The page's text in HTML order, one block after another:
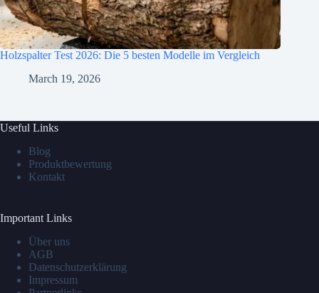
Holzspalter Test 2026: Die 5 besten Modelle im Vergleich
March 19, 2026
Useful Links
Blog
Produktbewertung
Kontakt
Important Links
Über uns
AGB
Datenschutzerklärung
Impressum